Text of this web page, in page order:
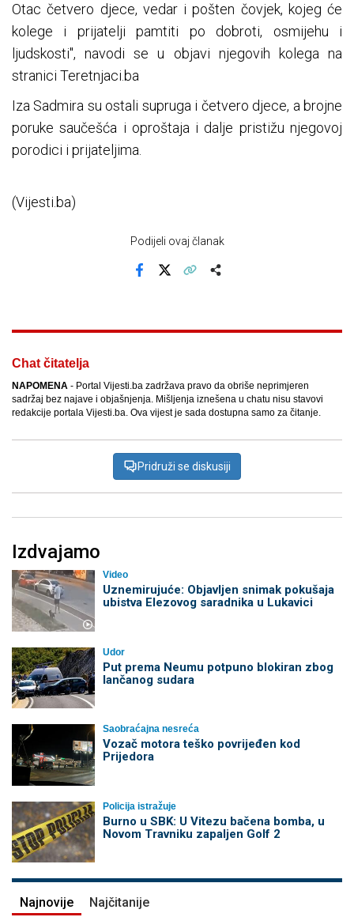
Otac četvero djece, vedar i pošten čovjek, kojeg će
kolege i prijatelji pamtiti po dobroti, osmijehu i
ljudskosti", navodi se u objavi njegovih kolega na
stranici Teretnjaci.ba
Iza Sadmira su ostali supruga i četvero djece, a brojne
poruke saučešća i oproštaja i dalje pristižu njegovoj
porodici i prijateljima.
(Vijesti.ba)
Podijeli ovaj članak
Chat čitatelja
NAPOMENA - Portal Vijesti.ba zadržava pravo da obriše neprimjeren
sadržaj bez najave i objašnjenja. Mišljenja iznešena u chatu nisu stavovi
redakcije portala Vijesti.ba. Ova vijest je sada dostupna samo za čitanje.
Pridruži se diskusiji
Izdvajamo
Video
Uznemirujuće: Objavljen snimak pokušaja
ubistva Elezovog saradnika u Lukavici
Udor
Put prema Neumu potpuno blokiran zbog
lančanog sudara
Saobraćajna nesreća
Vozač motora teško povrijeđen kod
Prijedora
Policija istražuje
Burno u SBK: U Vitezu bačena bomba, u
Novom Travniku zapaljen Golf 2
Najnovije Najčitanije